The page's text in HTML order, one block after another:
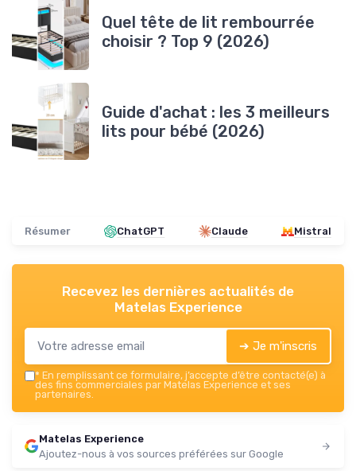
Quel tête de lit rembourrée
choisir ? Top 9 (2026)
Guide d'achat : les 3 meilleurs
lits pour bébé (2026)
Résumer ChatGPT Claude Mistral
Recevez les dernières actualités de
Matelas Experience
➔ Je m'inscris
* En remplissant ce formulaire, j’accepte d’être contacté(e) à
des fins commerciales par Matelas Experience et ses
partenaires.
Matelas Experience
Ajoutez-nous à vos sources préférées sur Google